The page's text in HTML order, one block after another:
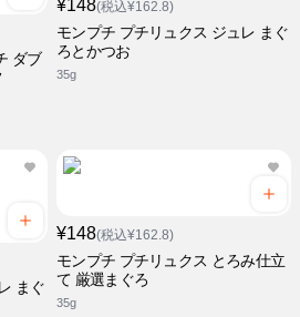
ダブ
¥148(税込¥162.8)
モンプチ プチリュクス ジュレ まぐ
ろとかつお
35g
まぐ
¥148(税込¥162.8)
モンプチ プチリュクス とろみ仕立
て 厳選まぐろ
35g